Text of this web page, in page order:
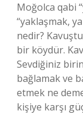
Moğolca qabi
“yaklaşmak,
nedir?
bir köydür.
Sevdiğiniz
bağlamak ve
etmek ne
kişiye karşı